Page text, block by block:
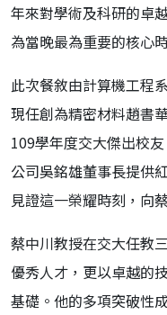
年來對學術及科研的卓
為當晚最為重要的核心
此次餐敘由計算機工程
現任創為精密材料趙書
109學年度交大傑出校
公司吳銘雄董事長提供
見證這一榮耀時刻，向
蔡中川教授在交大任教
優秀人才，更以卓越的
基礎。他的多項突破性